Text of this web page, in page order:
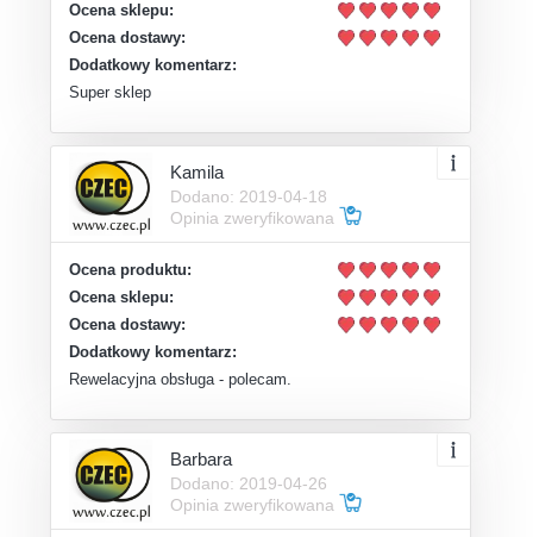
Ocena sklepu:
Ocena dostawy:
Dodatkowy komentarz:
Super sklep
Kamila
Dodano: 2019-04-18
Opinia zweryfikowana
Ocena produktu:
Ocena sklepu:
Ocena dostawy:
Dodatkowy komentarz:
Rewelacyjna obsługa - polecam.
Barbara
Dodano: 2019-04-26
Opinia zweryfikowana